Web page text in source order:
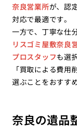
奈良営業所が、認
対応で最適です。
一方で、丁寧な仕
リスゴミ屋敷奈良
プロスタッフも選
「買取による費
選ぶことをおすす
奈良の遺品